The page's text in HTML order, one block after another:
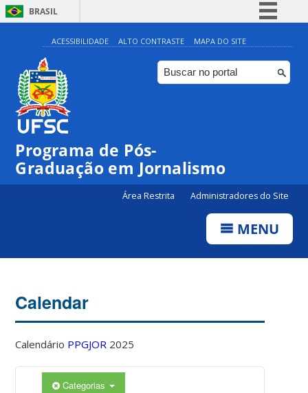
BRASIL
Simplifique!
Comunica BR
Participe
ACESSIBILIDADE ALTO CONTRASTE MAPA DO SITE
Programa de Pós-
Graduação em Jornalismo
Área Restrita Administradores do Site
MENU
Calendar
Calendário PPGJOR 2025
Categorias
00:00
05:00